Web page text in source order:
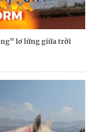
lơ lửng giữa trời